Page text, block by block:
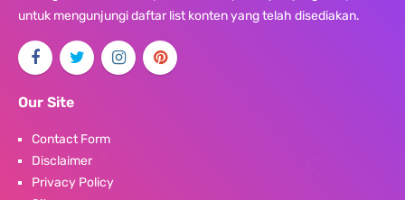
untuk mengunjungi daftar list konten yang telah disediakan.
Our Site
Contact Form
Disclaimer
Privacy Policy